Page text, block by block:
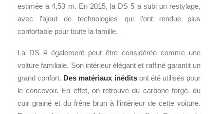
estimée à 4,53 m. En 2015, la DS 5 a subi un restylage,
avec l’ajout de technologies qui l’ont rendue plus
confortable pour toute la famille.
La DS 4 également peut être considérée comme une
voiture familiale. Son intérieur élégant et raffiné garantit un
grand confort. Des matériaux inéditsont été utilisés pour
le concevoir. En effet, on retrouve du carbone forgé, du
cuir grainé et du frêne brun à l’intérieur de cette voiture.